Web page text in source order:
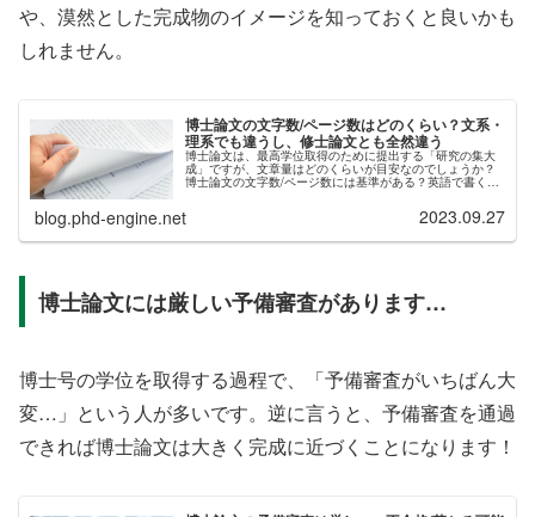
や、漠然とした完成物のイメージを知っておくと良いかも
しれません。
博士論文の文字数/ページ数はどのくらい？文系・
理系でも違うし、修士論文とも全然違う
博士論文は、最高学位取得のために提出する「研究の集大
成」ですが、文章量はどのくらいが目安なのでしょうか？
博士論文の文字数/ページ数には基準がある？英語で書く場
blog.phd-engine.net 2023.09.27
博士論文には厳しい予備審査があります…
博士号の学位を取得する過程で、「予備審査がいちばん大
変…」という人が多いです。逆に言うと、予備審査を通過
できれば博士論文は大きく完成に近づくことになります！